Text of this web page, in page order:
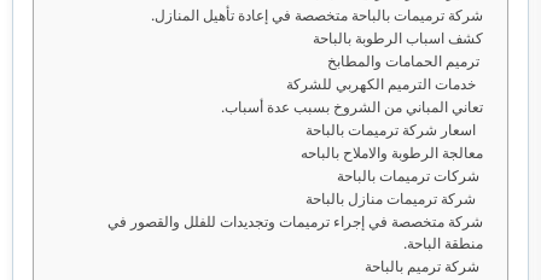
شركة ترميمات بالباحة متخصصة في إعادة تأهيل المنازل.
كشف اسباب الرطوبة بالباحة
ترميم الحمامات والمطابخ
خدمات الترميم الكهربي للشركة
تعاني المباني من الشروخ بسبب عدة أسباب.
اسعار شركة ترميمات بالباحة
معالجة الرطوبة والاملاح بالباحه
شركات ترميمات بالباحة
شركة ترميمات منازل بالباحة
شركة متخصصة في إجراء ترميمات وتجديدات للفلل والقصور في
منطقة الباحة.
شركة ترميم بالباحة